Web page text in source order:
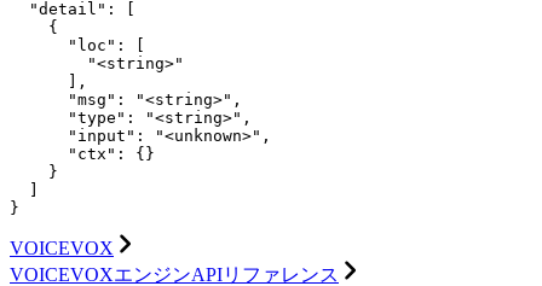
  "detail": [
    {
      "loc": [
        "<string>"
      ],
      "msg": "<string>",
      "type": "<string>",
      "input": "<unknown>",
      "ctx": {}
    }
  ]
}
VOICEVOX
VOICEVOXエンジンAPIリファレンス